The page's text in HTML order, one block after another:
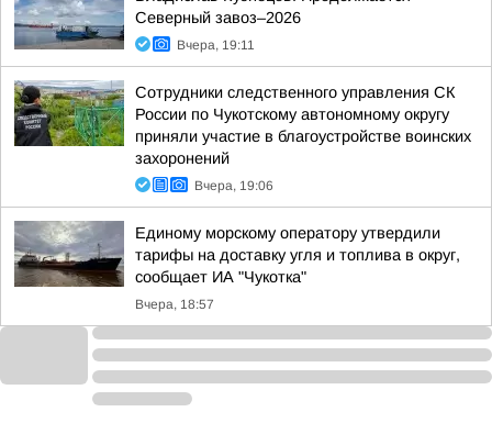
Северный завоз–2026
Вчера, 19:11
Сотрудники следственного управления СК
России по Чукотскому автономному округу
приняли участие в благоустройстве воинских
захоронений
Вчера, 19:06
Единому морскому оператору утвердили
тарифы на доставку угля и топлива в округ,
сообщает ИА "Чукотка"
Вчера, 18:57